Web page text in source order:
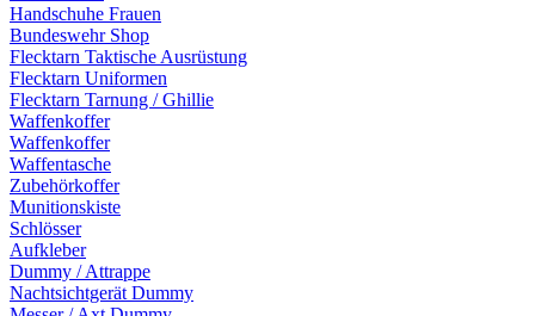
Handschuhe Frauen
Bundeswehr Shop
Flecktarn Taktische Ausrüstung
Flecktarn Uniformen
Flecktarn Tarnung / Ghillie
Waffenkoffer
Waffenkoffer
Waffentasche
Zubehörkoffer
Munitionskiste
Schlösser
Aufkleber
Dummy / Attrappe
Nachtsichtgerät Dummy